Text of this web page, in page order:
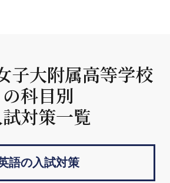
子大附属高等学校
の科目別
対策一覧
語の入試対策